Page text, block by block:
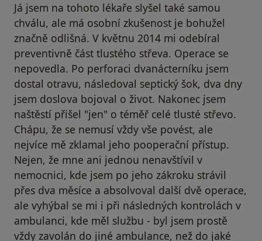
Já jsem na tohoto lékaře slyšel také samou
chválu, ale má osobní zkušenost je bohužel
značně odlišná. V květnu 2014 mi odebíral
preventivně část tlustého střeva. Operace se
nepovedla. Po perforaci dvanácterníku jsem
dostal otravu, následoval septický šok, dva dny
jsem doslova bojoval o život. Nakonec jsem
naštěstí přišel "jen" o téměř celé tlusté střevo.
Chápu, že se nemusí vždy vše povést, ale
nejvíce mě zklamal jeho pooperační přístup.
Nejen, že mne ani jednou nenavštívil v
nemocnici, kde jsem po jeho zákroku strávil
přes dva měsíce a absolvoval další dvě operace,
ale vyhýbal se mi i při následných kontrolách v
ambulanci, kde měl službu - byl jsem prostě
vždy zavolán do jiné ambulance, než do jaké